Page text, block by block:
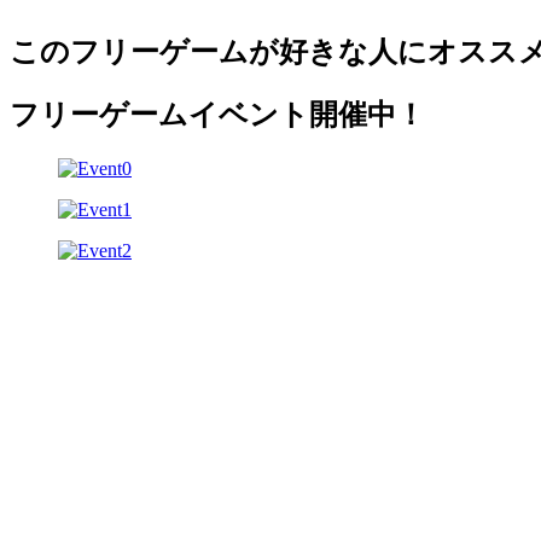
このフリーゲームが好きな人にオスス
フリーゲームイベント開催中！